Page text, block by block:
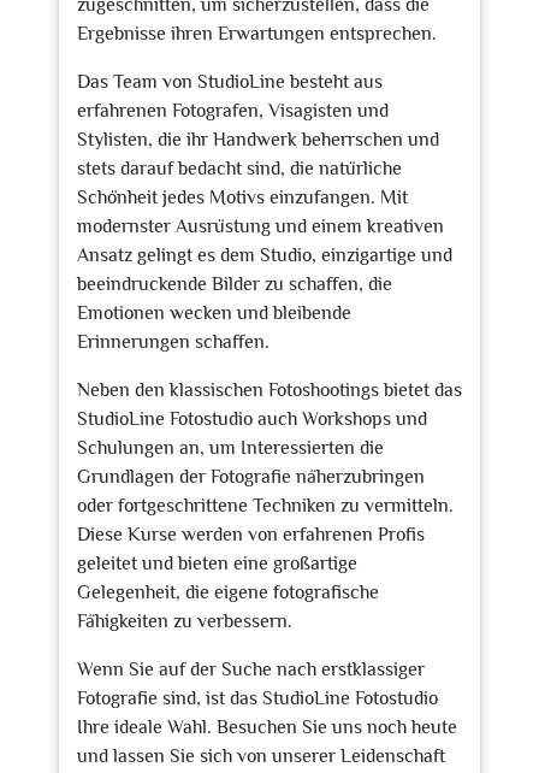
zugeschnitten, um sicherzustellen, dass die
Ergebnisse ihren Erwartungen entsprechen.
Das Team von StudioLine besteht aus
erfahrenen Fotografen, Visagisten und
Stylisten, die ihr Handwerk beherrschen und
stets darauf bedacht sind, die natürliche
Schönheit jedes Motivs einzufangen. Mit
modernster Ausrüstung und einem kreativen
Ansatz gelingt es dem Studio, einzigartige und
beeindruckende Bilder zu schaffen, die
Emotionen wecken und bleibende
Erinnerungen schaffen.
Neben den klassischen Fotoshootings bietet das
StudioLine Fotostudio auch Workshops und
Schulungen an, um Interessierten die
Grundlagen der Fotografie näherzubringen
oder fortgeschrittene Techniken zu vermitteln.
Diese Kurse werden von erfahrenen Profis
geleitet und bieten eine großartige
Gelegenheit, die eigene fotografische
Fähigkeiten zu verbessern.
Wenn Sie auf der Suche nach erstklassiger
Fotografie sind, ist das StudioLine Fotostudio
Ihre ideale Wahl. Besuchen Sie uns noch heute
und lassen Sie sich von unserer Leidenschaft